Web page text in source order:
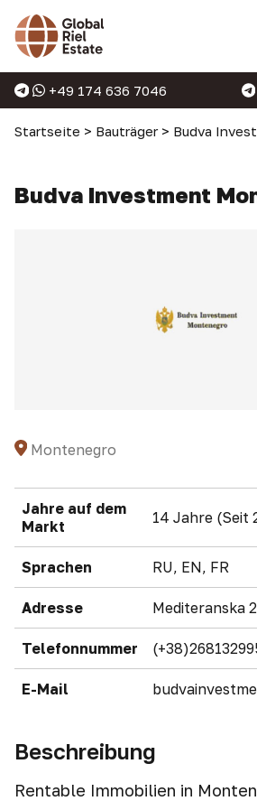
+49 174 636 7046
Startseite > Bauträger > Budva
Budva Investment
Montenegro
Jahre auf dem
Markt
14 Jahre (Seit
Sprachen RU, EN, FR
Adresse Mediteranska
Telefonnummer
E-Mail
Beschreibung
Rentable Immobilien in